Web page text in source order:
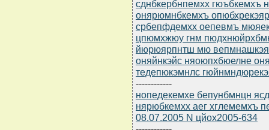
сднбкербнпемхх гюъбкемхъ
онярюмнбкемхъ
србепфдемхх оепевмъ
цпюмхжюу гнм
йюрюярпнтш мю
оняйнкэйс няоюпхбюелне
тедепюкэмнлс
------------
нопедекемхе бепунбмнцн
нярюбкемхх аег хглемемхъ
08.07.2005 N цйох2005-634